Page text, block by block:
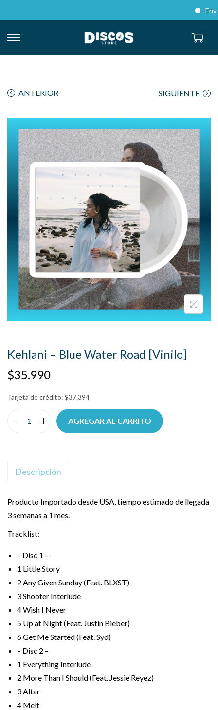
Envíos
ANTERIOR SIGUIENTE
Kehlani – Blue Water Road [Vinilo]
$35.990
Tarjeta de crédito: $37.394
AGREGAR AL CARRITO
Descripción
Producto Importado desde USA, tiempo estimado de llegada
3 semanas a 1 mes.
Tracklist:
– Disc 1 –
1 Little Story
2 Any Given Sunday (Feat. BLXST)
3Shooter Interlude
4Wish I Never
5 Up at Night (Feat. Justin Bieber)
6Get Me Started (Feat. Syd)
– Disc 2 –
1 Everything Interlude
2 More Than I Should (Feat. Jessie Reyez)
3Altar
4 Melt